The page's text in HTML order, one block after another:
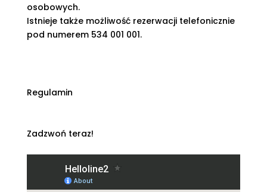
osobowych.
Istnieje także możliwość rezerwacji telefonicznie
pod numerem 534 001 001.
Regulamin
Zadzwoń teraz!